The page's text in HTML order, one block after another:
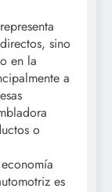
sino
en la
a
o
es